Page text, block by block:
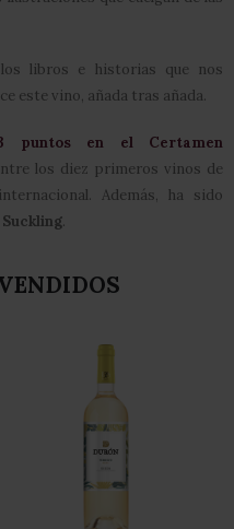
libros e historias que nos
este vino, añada tras añada.
puntos en el Certamen
los diez primeros vinos de
Además, ha sido
.